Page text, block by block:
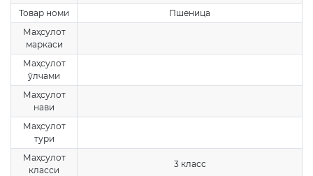
Товар номи
Пшеница
Маҳсулот
маркаси
Маҳсулот
ўлчами
Маҳсулот
нави
Маҳсулот
тури
Маҳсулот
класси
3 класс